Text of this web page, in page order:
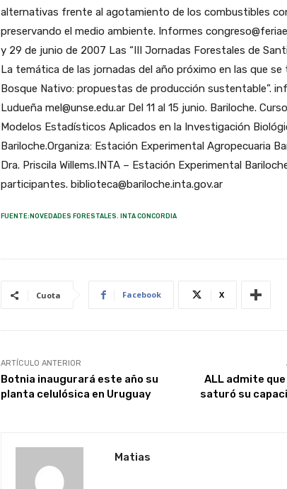
alternativas frente al agotamiento de los combustibles
preservando el medio ambiente. Informes
y 29 de junio de 2007 Las “III Jornadas Forestales de
La temática de las jornadas del año próximo en las que se
Bosque Nativo: propuestas de producción sustentable”.
Ludueña mel@unse.edu.ar Del 11 al 15 junio. Bariloche.
Modelos Estadísticos Aplicados en la Investigación
Bariloche.Organiza: Estación Experimental Agropecuaria
Dra. Priscila Willems.INTA – Estación Experimental
participantes. biblioteca@bariloche.inta.gov.ar
FUENTE:NOVEDADES FORESTALES. INTA CONCORDIA
Cuota Facebook X
ARTÍCULO ANTERIOR
Botnia inaugurará este año su
planta celulósica en Uruguay
ALL admite
saturó su
Matias